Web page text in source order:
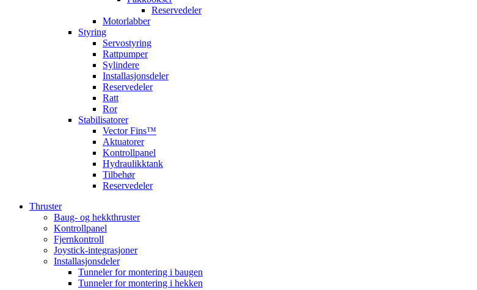
Reservedeler
Motorlabber
Styring
Servostyring
Rattpumper
Sylindere
Installasjonsdeler
Reservedeler
Ratt
Ror
Stabilisatorer
Vector Fins™
Aktuatorer
Kontrollpanel
Hydraulikktank
Tilbehør
Reservedeler
Thruster
Baug- og hekkthruster
Kontrollpanel
Fjernkontroll
Joystick-integrasjoner
Installasjonsdeler
Tunneler for montering i baugen
Tunneler for montering i hekken